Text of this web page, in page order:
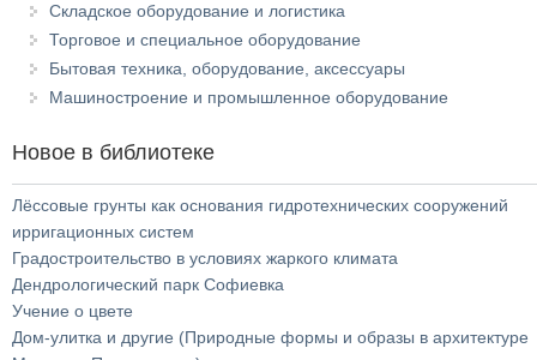
Складское оборудование и логистика
Торговое и специальное оборудование
Бытовая техника, оборудование, аксессуары
Машиностроение и промышленное оборудование
Новое в библиотеке
Лёссовые грунты как основания гидротехнических сооружений
ирригационных систем
Градостроительство в условиях жаркого климата
Дендрологический парк Софиевка
Учение о цвете
Дом-улитка и другие (Природные формы и образы в архитектуре